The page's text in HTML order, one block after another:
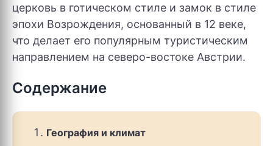
церковь в готическом стиле и замок в стиле
эпохи Возрождения, основанный в 12 веке,
что делает его популярным туристическим
направлением на северо-востоке Австрии.
Содержание
География и климат